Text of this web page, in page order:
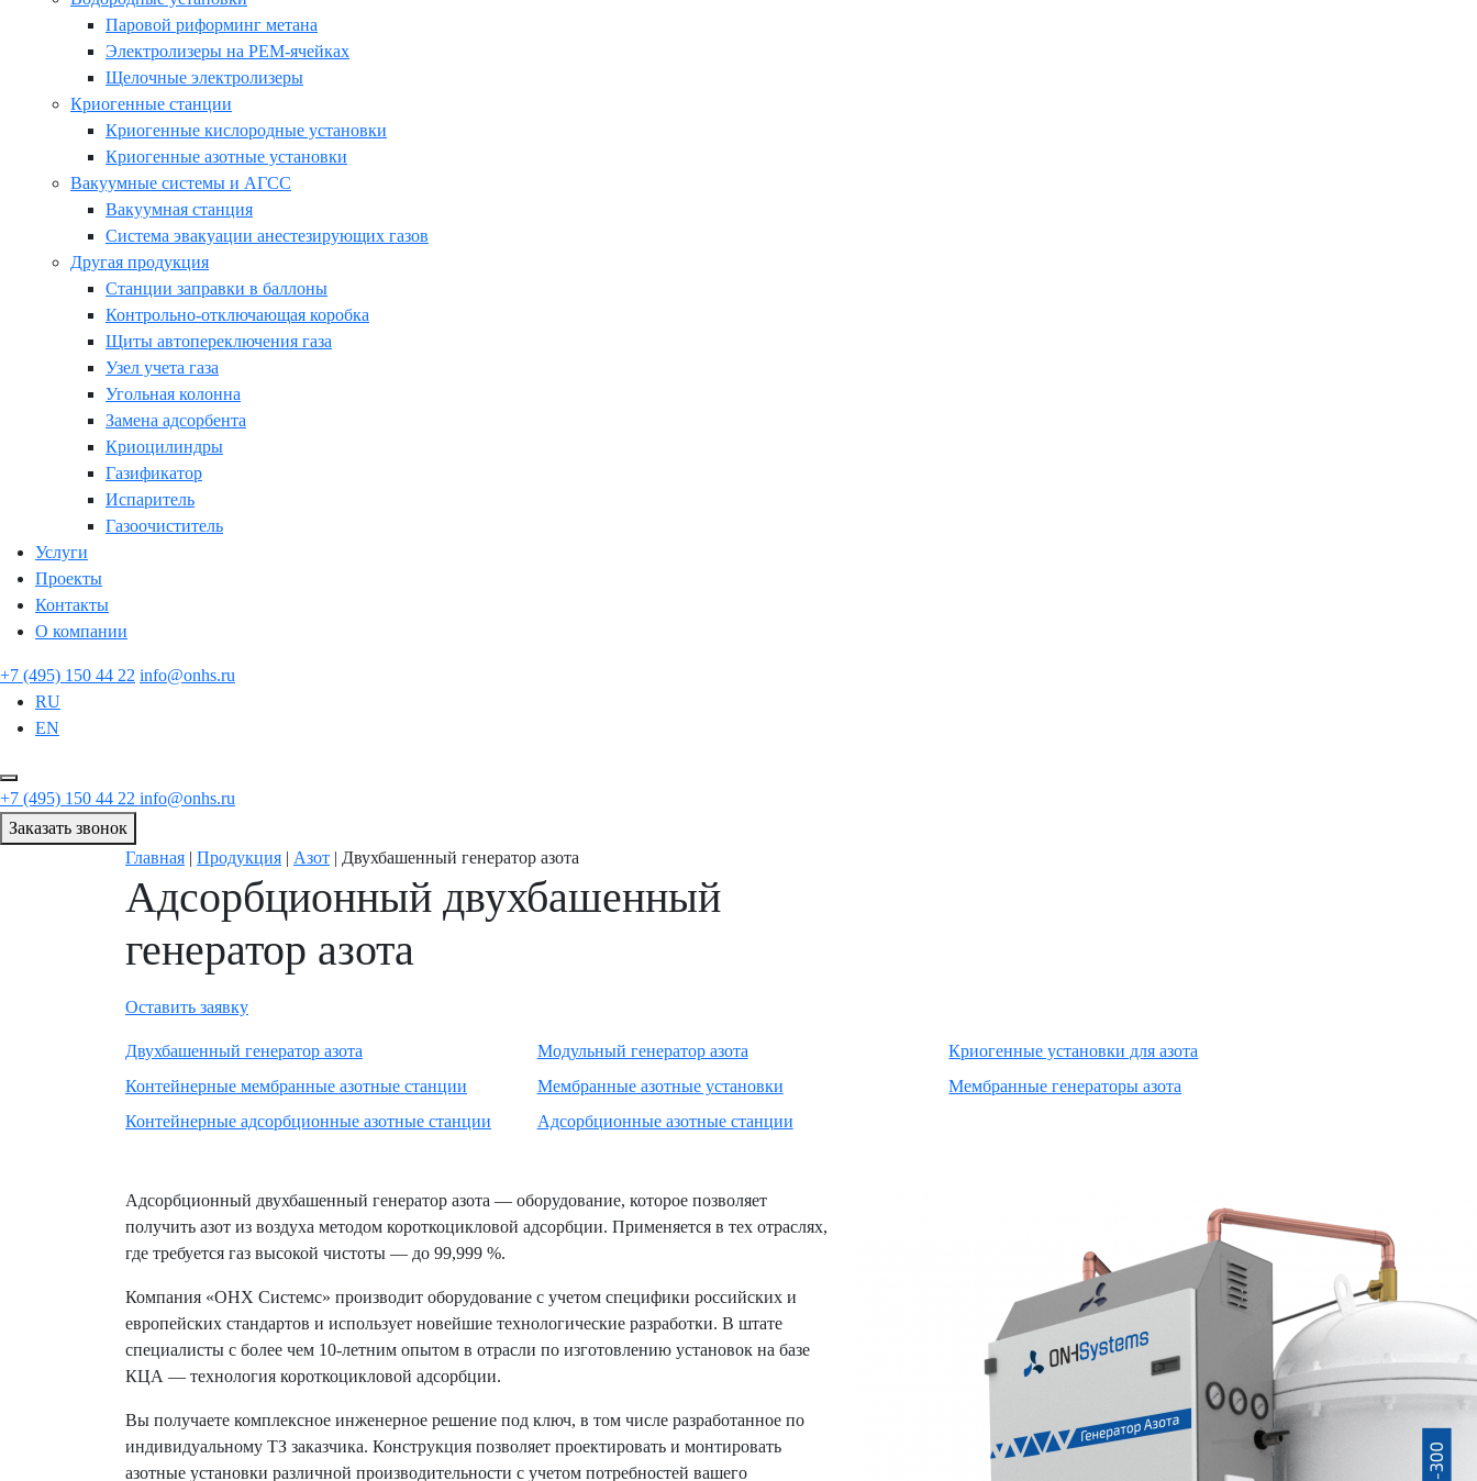
Паровой риформинг метана
Электролизеры на PEM-ячейках
Щелочные электролизеры
Криогенные станции
Криогенные кислородные установки
Криогенные азотные установки
Вакуумные системы и АГСС
Вакуумная станция
Система эвакуации анестезирующих газов
Другая продукция
Станции заправки в баллоны
Контрольно-отключающая коробка
Щиты автопереключения газа
Узел учета газа
Угольная колонна
Замена адсорбента
Криоцилиндры
Газификатор
Испаритель
Газоочиститель
Услуги
Проекты
Контакты
О компании
+7 (495) 150 44 22 info@onhs.ru
RU
EN
+7 (495) 150 44 22 info@onhs.ru
Заказать звонок
Главная | Продукция | Азот | Двухбашенный генератор азота
Адсорбционный двухбашенный
генератор азота
Оставить заявку
Двухбашенный генератор азота Модульный генератор азота
Криогенные установки для азота
Контейнерные мембранные азотные станции
Мембранные азотные установки
Мембранные генераторы азота
Контейнерные адсорбционные азотные станции
Адсорбционные азотные станции
Адсорбционный двухбашенный генератор азота — оборудование, которое позволяет
получить азот из воздуха методом короткоцикловой адсорбции. Применяется в тех отраслях,
где требуется газ высокой чистоты — до 99,999 %.
Компания «ОНХ Системс» производит оборудование с учетом специфики российских и
европейских стандартов и использует новейшие технологические разработки. В штате
специалисты с более чем 10-летним опытом в отрасли по изготовлению установок на базе
КЦА — технология короткоцикловой адсорбции.
Вы получаете комплексное инженерное решение под ключ, в том числе разработанное по
индивидуальному ТЗ заказчика. Конструкция позволяет проектировать и монтировать
азотные установки различной производительности с учетом потребностей вашего